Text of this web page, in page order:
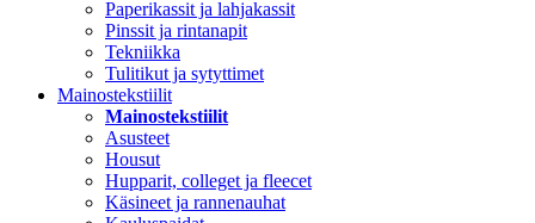
Paperikassit ja lahjakassit
Pinssit ja rintanapit
Tekniikka
Tulitikut ja sytyttimet
Mainostekstiilit
Mainostekstiilit
Asusteet
Housut
Hupparit, colleget ja fleecet
Käsineet ja rannenauhat